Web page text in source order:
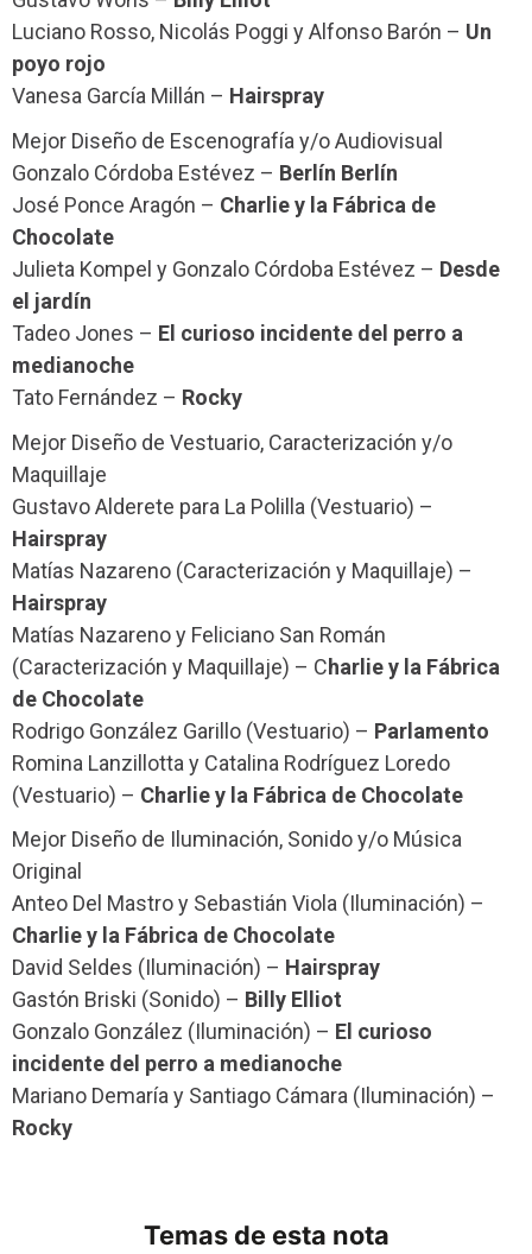
Luciano Rosso, Nicolás Poggi y Alfonso Barón – Un
poyo rojo
Vanesa García Millán – Hairspray
Mejor Diseño de Escenografía y/o Audiovisual
Gonzalo Córdoba Estévez – Berlín Berlín
José Ponce Aragón – Charlie y la Fábrica de
Chocolate
Julieta Kompel y Gonzalo Córdoba Estévez – Desde
el jardín
Tadeo Jones – El curioso incidente del perro a
medianoche
Tato Fernández – Rocky
Mejor Diseño de Vestuario, Caracterización y/o
Maquillaje
Gustavo Alderete para La Polilla (Vestuario) –
Hairspray
Matías Nazareno (Caracterización y Maquillaje) –
Hairspray
Matías Nazareno y Feliciano San Román
(Caracterización y Maquillaje) – Charlie y la Fábrica
de Chocolate
Rodrigo González Garillo (Vestuario) – Parlamento
Romina Lanzillotta y Catalina Rodríguez Loredo
(Vestuario) – Charlie y la Fábrica de Chocolate
Mejor Diseño de Iluminación, Sonido y/o Música
Original
Anteo Del Mastro y Sebastián Viola (Iluminación) –
Charlie y la Fábrica de Chocolate
David Seldes (Iluminación) – Hairspray
Gastón Briski (Sonido) – Billy Elliot
Gonzalo González (Iluminación) – El curioso
incidente del perro a medianoche
Mariano Demaría y Santiago Cámara (Iluminación) –
Rocky
Temas de esta nota